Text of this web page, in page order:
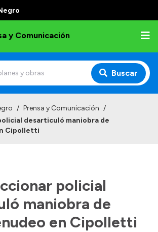
y Comunicación
Buscar
/ Prensa y Comunicación /
desarticuló maniobra de
Cipolletti
policial
maniobra de
en Cipolletti